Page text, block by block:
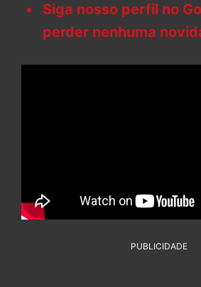
Siga nosso perfil no
perder nenhuma
PUBLICIDADE